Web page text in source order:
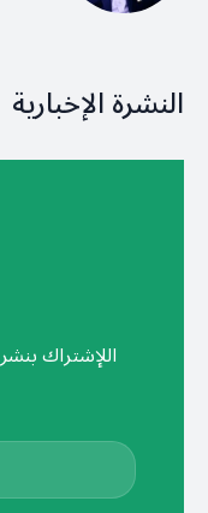
النشرة الإخبارية
اللإشتراك